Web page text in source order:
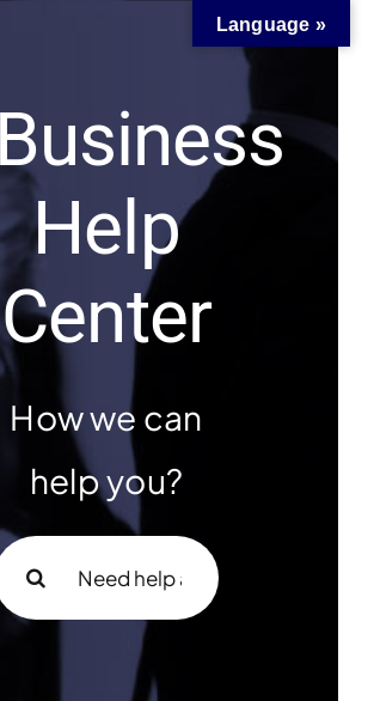
Help
Center
How we can
help you?
Language »